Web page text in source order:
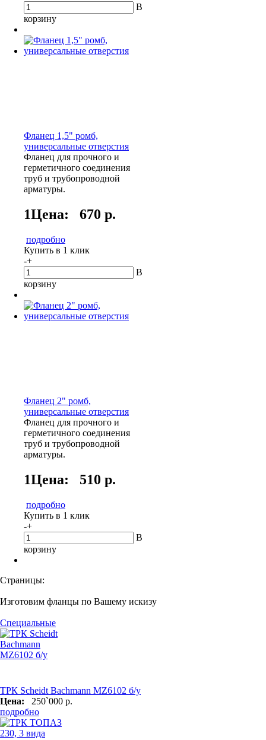
В
корзину
Фланец 1,5" ромб,
универсальные отверстия
Фланец для прочного и
герметичного соединения
труб и трубопроводной
арматуры.
1Цена: 670 р.
подробно
Купить в 1 клик
-+
В
корзину
Фланец 2" ромб,
универсальные отверстия
Фланец для прочного и
герметичного соединения
труб и трубопроводной
арматуры.
1Цена: 510 р.
подробно
Купить в 1 клик
-+
В
корзину
Страницы:
Изготовим фланцы по Вашему искизу
Специальные
ТРК Scheidt Bachmann MZ6102 б/у
Цена:
250`000 р.
подробно